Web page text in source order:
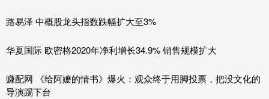
路易泽 中概股龙头指数跌幅扩大至3%
华夏国际 欧密格2020年净利增长34.9% 销售规模扩大
赚配网 《给阿嬷的情书》爆火：观众终于用脚投票，把没文化的
导演踢下台